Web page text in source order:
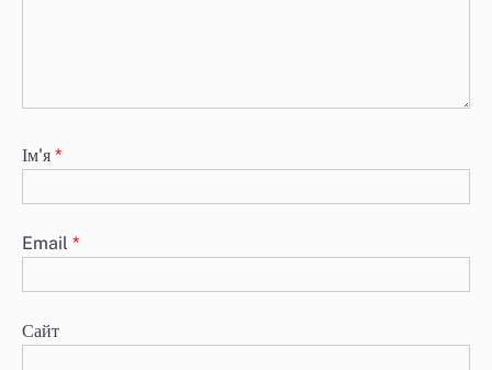
Ім'я *
Email *
Сайт